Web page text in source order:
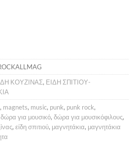
ΚΟΥΖΙΝΑΣ, ΕΙΔΗ ΣΠΙΤΙΟΥ-
, magnets, music, punk, punk rock,
δώρα για μουσικό, δώρα για μουσικόφιλους,
, είδη σπιτιού, μαγνητάκια, μαγνητάκια